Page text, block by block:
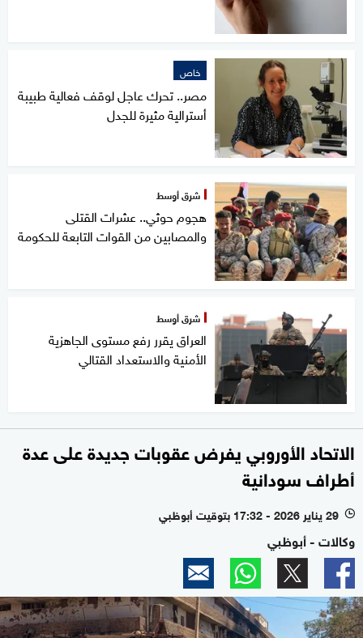
خاص
مصر.. تحرك عاجل لوقف فعالية طبيبة
أسترالية مثيرة للجدل
شرق أوسط
هجوم حوثي.. عشرات القتلى
والمصابين من القوات التابعة للحكومة
شرق أوسط
العراق يقرر رفع مستوى الجاهزية
الأمنية والاستعداد القتالي
الاتحاد الأوروبي يفرض عقوبات جديدة على عدة
أطراف سودانية
l 29 يناير 2026 - 17:32 بتوقيت أبوظبي
وكالات - أبوظبي